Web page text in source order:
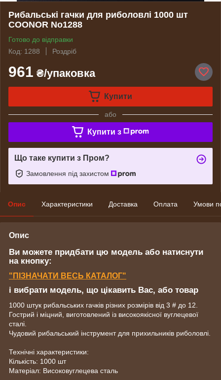
Рибальські гачки для риболовлі 1000 шт
COONOR No1288
Готово до відправки
Код: 1288
Роздріб
961 ₴/упаковка
Купити
або
Купити з
Що таке купити з Пром?
Замовлення під захистом
Опис Характеристики Доставка Оплата Умови
Опис
Ви можете придбати цю модель або натиснути
на кнопку:
"ПІЗНАЧАТИ ВЕСЬ КАТАЛОГ"
і вибрати модель, що цікавить Вас, або товар
1000 штук рибальських гачків різних розмірів від 3 # до 12.
Гострий і міцний, виготовлений із високоякісної вуглецевої
сталі.
Чудовий рибальський інструмент для прихильників риболовлі.
Технічні характеристики:
Кількість: 1000 шт
Матеріал: Високовуглецева сталь